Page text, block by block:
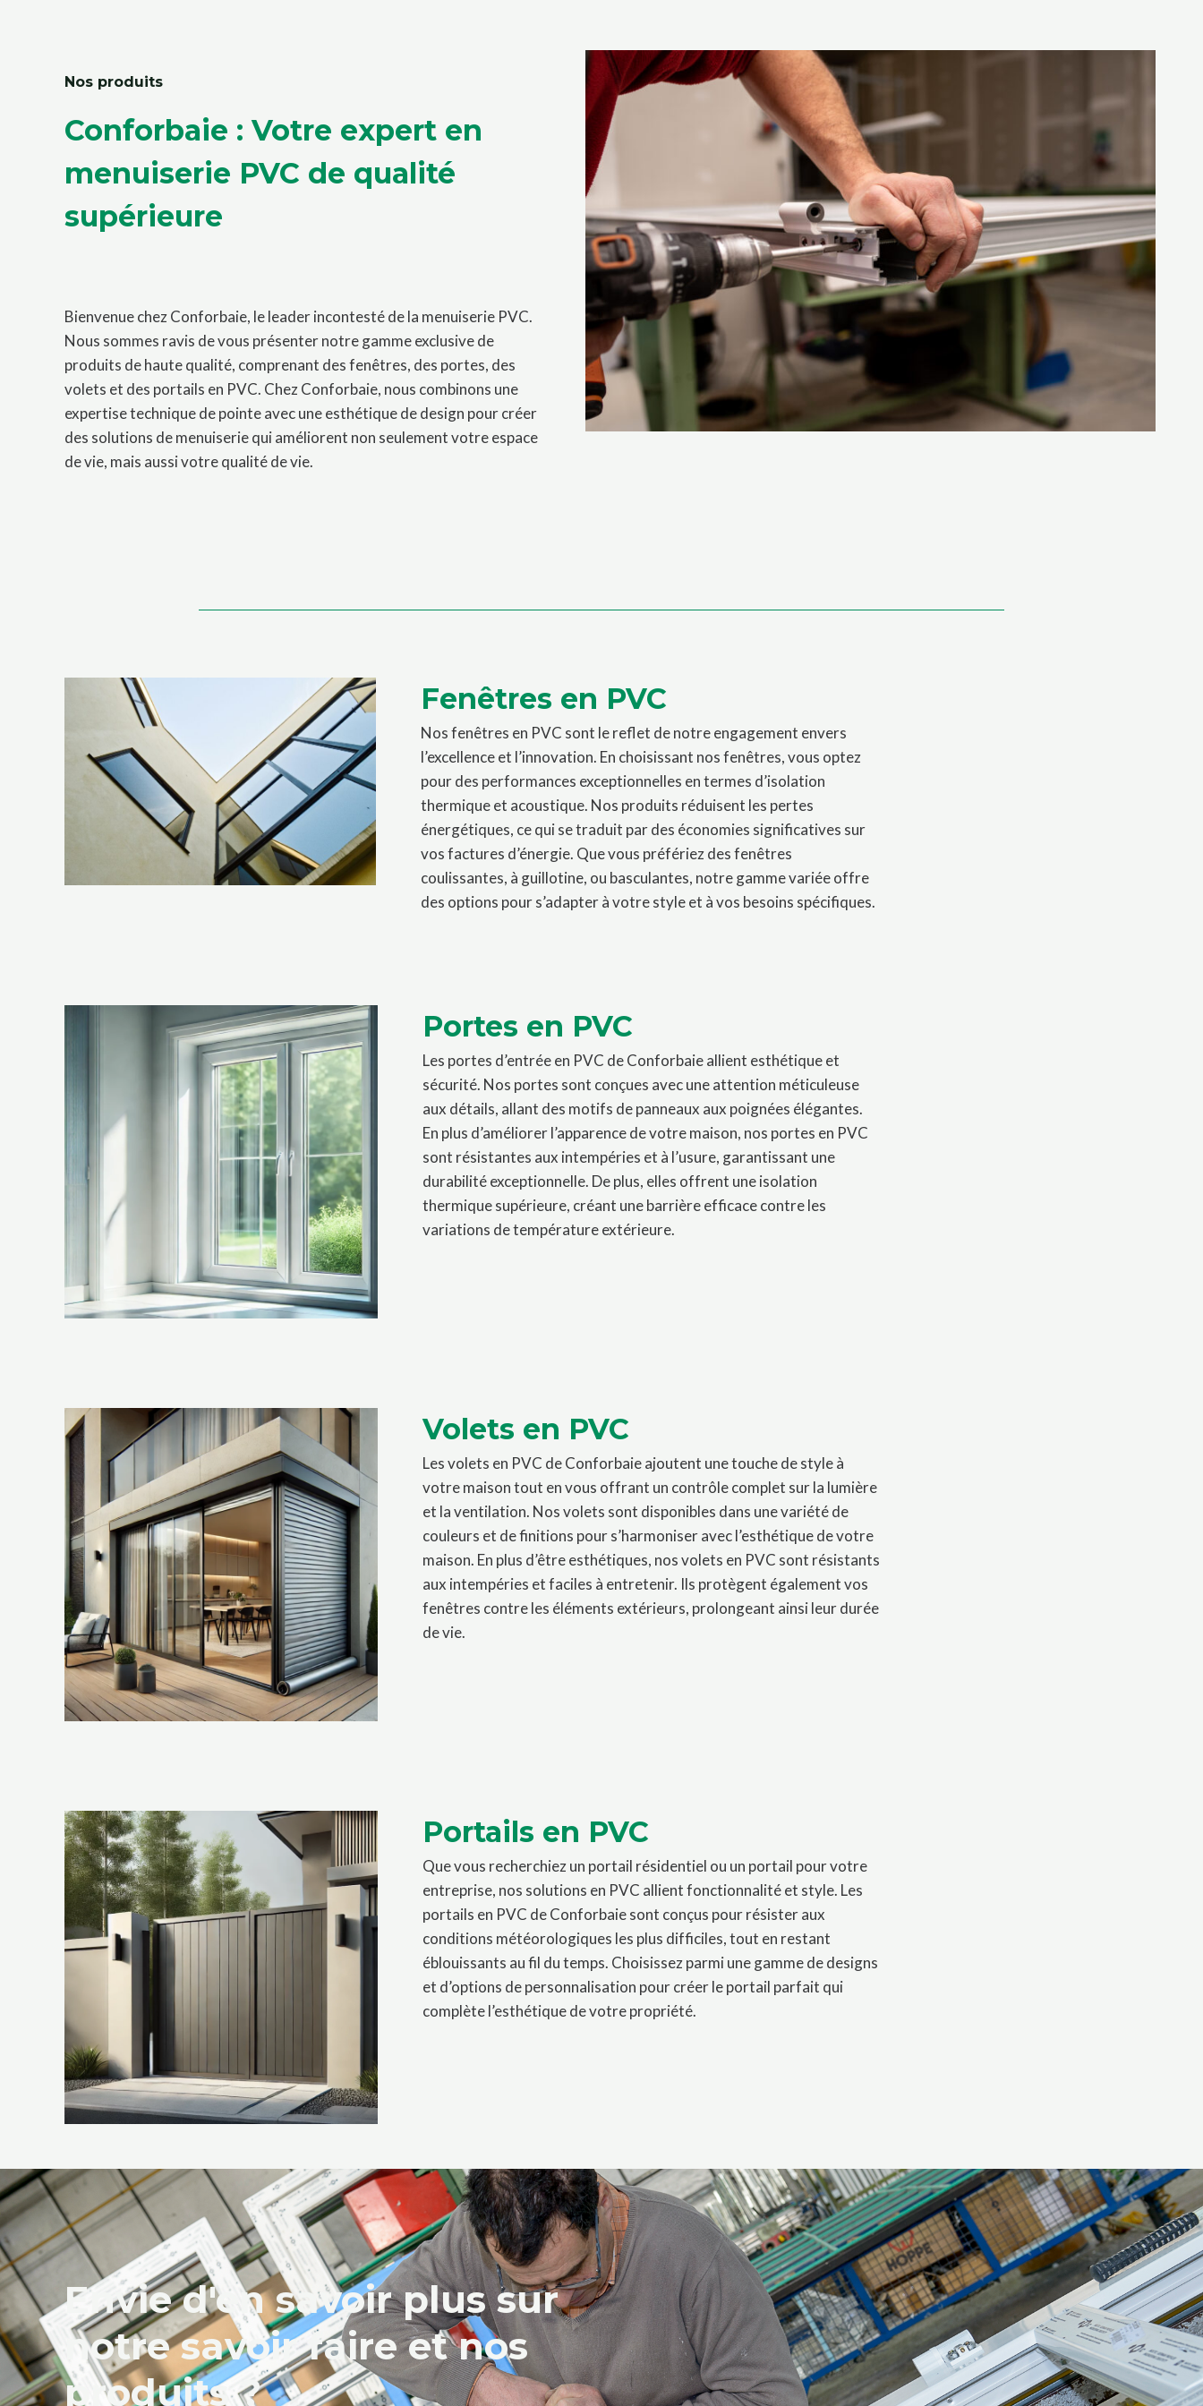
Nos produits
Conforbaie : Votre expert en
menuiserie PVC de qualité
supérieure
Bienvenue chez Conforbaie, le leader incontesté de la menuiserie PVC.
Nous sommes ravis de vous présenter notre gamme exclusive de
produits de haute qualité, comprenant des fenêtres, des portes, des
volets et des portails en PVC. Chez Conforbaie, nous combinons une
expertise technique de pointe avec une esthétique de design pour créer
des solutions de menuiserie qui améliorent non seulement votre espace
de vie, mais aussi votre qualité de vie.
Fenêtres en PVC
Nos fenêtres en PVC sont le reflet de notre engagement envers
l’excellence et l’innovation. En choisissant nos fenêtres, vous optez
pour des performances exceptionnelles en termes d’isolation
thermique et acoustique. Nos produits réduisent les pertes
énergétiques, ce qui se traduit par des économies significatives sur
vos factures d’énergie. Que vous préfériez des fenêtres
coulissantes, à guillotine, ou basculantes, notre gamme variée offre
des options pour s’adapter à votre style et à vos besoins spécifiques.
Portes en PVC
Les portes d’entrée en PVC de Conforbaie allient esthétique et
sécurité. Nos portes sont conçues avec une attention méticuleuse
aux détails, allant des motifs de panneaux aux poignées élégantes.
En plus d’améliorer l’apparence de votre maison, nos portes en PVC
sont résistantes aux intempéries et à l’usure, garantissant une
durabilité exceptionnelle. De plus, elles offrent une isolation
thermique supérieure, créant une barrière efficace contre les
variations de température extérieure.
Volets en PVC
Les volets en PVC de Conforbaie ajoutent une touche de style à
votre maison tout en vous offrant un contrôle complet sur la lumière
et la ventilation. Nos volets sont disponibles dans une variété de
couleurs et de finitions pour s’harmoniser avec l’esthétique de votre
maison. En plus d’être esthétiques, nos volets en PVC sont résistants
aux intempéries et faciles à entretenir. Ils protègent également vos
fenêtres contre les éléments extérieurs, prolongeant ainsi leur durée
de vie.
Portails en PVC
Que vous recherchiez un portail résidentiel ou un portail pour votre
entreprise, nos solutions en PVC allient fonctionnalité et style. Les
portails en PVC de Conforbaie sont conçus pour résister aux
conditions météorologiques les plus difficiles, tout en restant
éblouissants au fil du temps. Choisissez parmi une gamme de designs
et d’options de personnalisation pour créer le portail parfait qui
complète l’esthétique de votre propriété.
Envie d'en savoir plus sur
notre savoir faire et nos
produits ?